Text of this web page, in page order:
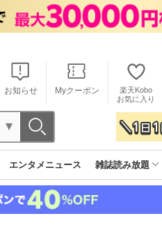
お知らせ Myクーポン
楽天Kobo
お気に入り
エンタメニュース 雑誌読み放題